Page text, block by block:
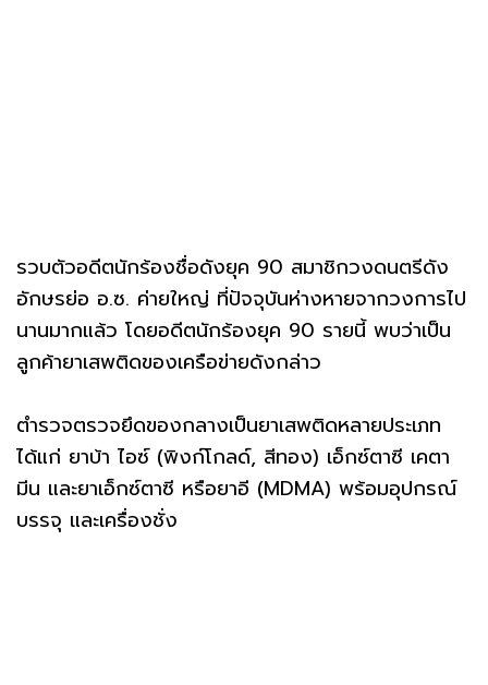
รวบตัวอดีตนักร้องชื่อดังยุค 90 สมาชิกวงดนตรีดัง
อักษรย่อ อ.ซ. ค่ายใหญ่ ที่ปัจจุบันห่างหายจากวงการไป
นานมากแล้ว โดยอดีตนักร้องยุค 90 รายนี้ พบว่าเป็น
ลูกค้ายาเสพติดของเครือข่ายดังกล่าว
ตำรวจตรวจยึดของกลางเป็นยาเสพติดหลายประเภท
ได้แก่ ยาบ้า ไอซ์ (พิงก์โกลด์, สีทอง) เอ็กซ์ตาซี เคตา
มีน และยาเอ็กซ์ตาซี หรือยาอี (MDMA) พร้อมอุปกรณ์
บรรจุ และเครื่องชั่ง